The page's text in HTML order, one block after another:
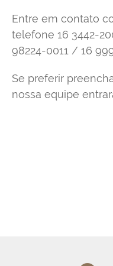
Entre em contato
telefone 16 3442-
98224-0011 / 16
Se preferir
nossa equipe